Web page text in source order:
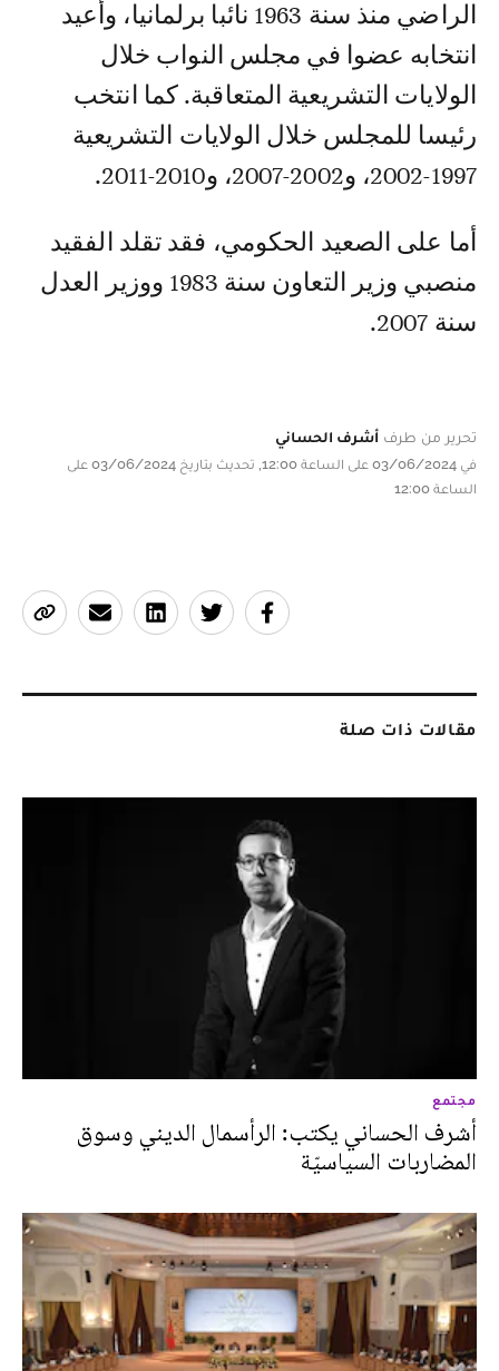
الراضي منذ سنة 1963 نائبا برلمانيا، وأعيد
انتخابه عضوا في مجلس النواب خلال
الولايات التشريعية المتعاقبة. كما انتخب
رئيسا للمجلس خلال الولايات التشريعية
1997-2002، و2002-2007، و2010-2011.
أما على الصعيد الحكومي، فقد تقلد الفقيد
منصبي وزير التعاون سنة 1983 ووزير العدل
سنة 2007.
تحرير من طرف أشرف الحساني
في 03/06/2024 على الساعة 12:00, تحديث بتاريخ 03/06/2024 على
الساعة 12:00
مقالات ذات صلة
مجتمع
أشرف الحساني يكتب: الرأسمال الديني وسوق
المضاربات السياسيّة